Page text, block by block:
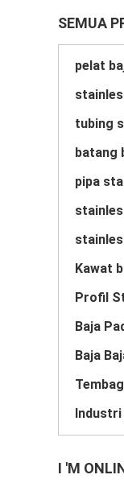
SEMUA
pelat
tubing
batang
pipa
Kawat
Profil
Baja
Baja
I 'M